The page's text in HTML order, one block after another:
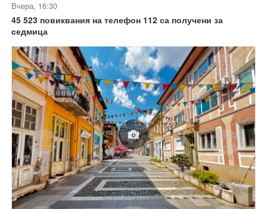
Вчера, 16:30
45 523 повиквания на телефон 112 са получени за
седмица